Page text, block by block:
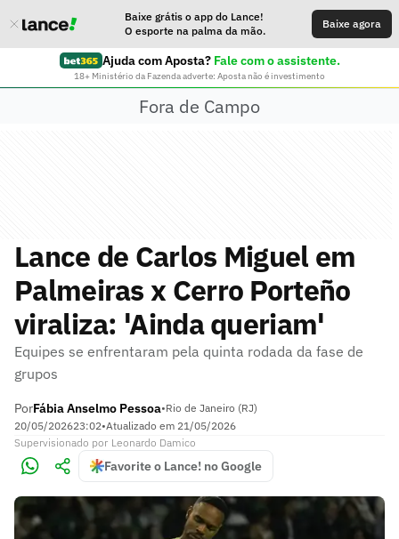
Baixe grátis o app do Lance!
O esporte na palma da mão.
Baixe agora
Ajuda com Aposta? Fale com o assistente.
18+ Ministério da Fazenda adverte: Aposta não é investimento
Fora de Campo
Lance de Carlos Miguel em
Palmeiras x Cerro Porteño
viraliza: 'Ainda queriam'
Equipes se enfrentaram pela quinta rodada da fase de
grupos
PorFábia Anselmo Pessoa•Rio de Janeiro (RJ)
20/05/202623:02•Atualizado em 21/05/2026
Supervisionado por Leonardo Damico
Favorite o Lance! no Google